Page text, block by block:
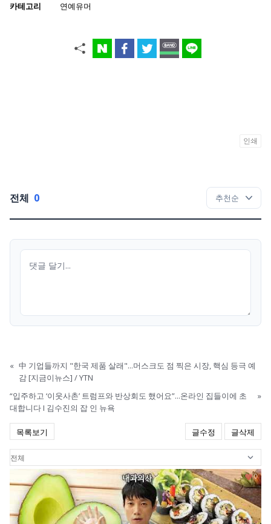
카테고리
연예유머
인쇄
전체 0
« 中 기업들까지 "한국 제품 살래"...머스크도 점 찍은 시장, 핵심 등극 예
감 [지금이뉴스] / YTN
“입주하고 ‘이웃사촌’ 트럼프와 반상회도 했어요”...온라인 집들이에 초
대합니다 I 김수진의 잡 인 뉴욕
»
목록보기 글수정 글삭제
0